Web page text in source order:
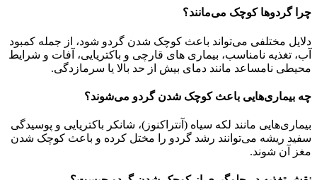
چرا گردوها کوچک می‌مانند؟
دلایل مختلفی می‌تواند باعث کوچک شدن گردو شود، از جمله کمبود
آب، تغذیه نامناسب، بیماری ‌های قارچی و باکتریایی، آفات و شرایط
محیطی نامساعد مانند دمای بیش از حد بالا یا سرمازدگی.
چه بیماری‌هایی باعث کوچک شدن گردو می‌شوند؟
بیماری‌هایی مانند لکه سیاه (آنتراکنوز)، شانکر باکتریایی و پوسیدگی
سفید ریشه می‌توانند رشد گردو را مختل کرده و باعث کوچک شدن
مغز آن شوند.